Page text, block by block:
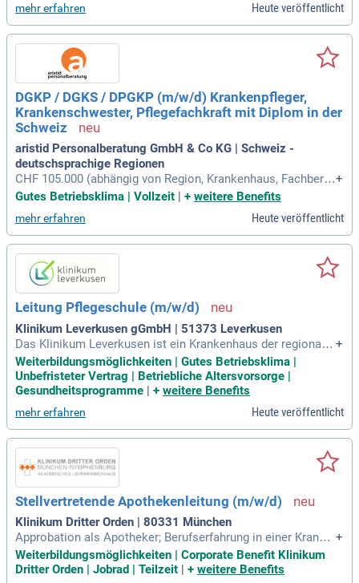
er im Umgang mit gesetzlichen Vorgaben. Eine strukturierte
Arbeitsweise und Kommunikationsstärke zeichnen Sie aus.
Idealerweise haben Sie Interesse an der Betreuung von Pati
ent*innen und am wissenschaftlichen Arbeiten. Wir bieten ei
ne befristete Anstellung in Voll- oder Teilzeit für zunächst 2
4 Monate in unserer Klinik-Apotheke. Bewerben Sie sich jetz
t und gestalten Sie aktiv das Medikationsmanagement und
die Unit-Dose Versorgung mit!
mehr erfahren Heute veröffentlicht
DGKP / DGKS / DPGKP (m/w/d) Krankenpfleger,
Krankenschwester, Pflegefachkraft mit Diplom in der
Schweiz
aristid Personalberatung GmbH & Co KG | Schweiz -
deutschsprachige Regionen
CHF 105.000 (abhängig von Region, Krankenhaus, Fachberei
ch, Qualifikation und Erfahrung) zuzüglich Zulagen für Dienst
er jeweiligen Klinik!
+
Gutes Betriebsklima | Vollzeit
+ weitere Benefits
mehr erfahren Heute veröffentlicht
Leitung Pflegeschule (m/w/d)
Klinikum Leverkusen gGmbH | 51373 Leverkusen
Das Klinikum Leverkusen ist ein Krankenhaus der regionale
n Spitzenversorgung mit einem hochqualifizierten medizinis
chen und pflegerischen Leistungsspektrum.
+
Weiterbildungsmöglichkeiten | Gutes Betriebsklima |
Unbefristeter Vertrag | Betriebliche Altersvorsorge |
Gesundheitsprogramme | + weitere Benefits
mehr erfahren Heute veröffentlicht
Stellvertretende Apothekenleitung (m/w/d)
Klinikum Dritter Orden | 80331 München
Approbation als Apotheker; Berufserfahrung in einer Kranke
nhausapotheke; Führungserfahrung mit dem Wunsch diese
auszubauen; Wirtschaftliches Denken; Sie arbeiten gerne im
+
Weiterbildungsmöglichkeiten | Corporate Benefit Klinikum
Dritter Orden | Jobrad | Teilzeit | + weitere Benefits